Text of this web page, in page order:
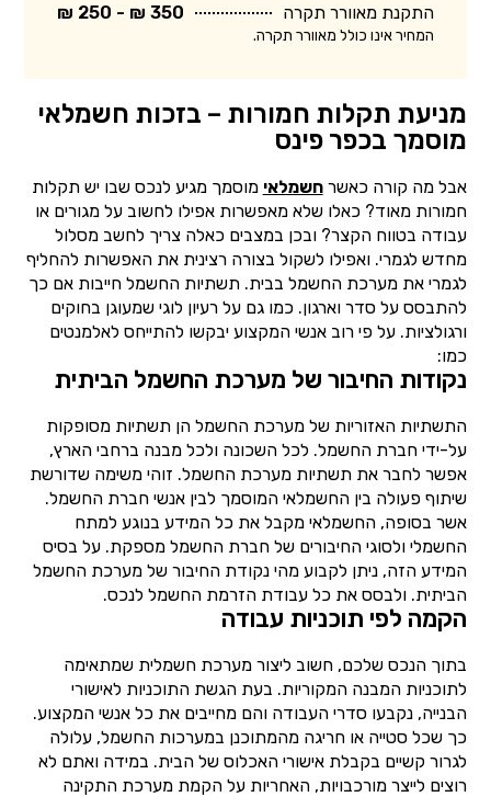
התקנת מאוורר תקרה 350 ₪ - 250 ₪
המחיר אינו כולל מאוורר תקרה.
מניעת תקלות חמורות – בזכות חשמלאי
מוסמך בכפר פינס
אבל מה קורה כאשרחשמלאי מוסמך מגיע לנכס שבו יש תקלות
חמורות מאוד? כאלו שלא מאפשרות אפילו לחשוב על מגורים או
עבודה בטווח הקצר? ובכן במצבים כאלה צריך לחשב מסלול
מחדש לגמרי. ואפילו לשקול בצורה רצינית את האפשרות להחליף
לגמרי את מערכת החשמל בבית. תשתיות החשמל חייבות אם כך
להתבסס על סדר וארגון. כמו גם על רעיון לוגי שמעוגן בחוקים
ורגולציות. על פי רוב אנשי המקצוע יבקשו להתייחס לאלמנטים
כמו:
נקודות החיבור של מערכת החשמל הביתית
התשתיות האזוריות של מערכת החשמל הן תשתיות מסופקות
על-ידי חברת החשמל. לכל השכונה ולכל מבנה ברחבי הארץ,
אפשר לחבר את תשתיות מערכת החשמל. זוהי משימה שדורשת
שיתוף פעולה בין החשמלאי המוסמך לבין אנשי חברת החשמל.
אשר בסופה, החשמלאי מקבל את כל המידע בנוגע למתח
החשמלי ולסוגי החיבורים של חברת החשמל מספקת. על בסיס
המידע הזה, ניתן לקבוע מהי נקודת החיבור של מערכת החשמל
הביתית. ולבסס את כל עבודת הזרמת החשמל לנכס.
הקמה לפי תוכניות עבודה
בתוך הנכס שלכם, חשוב ליצור מערכת חשמלית שמתאימה
לתוכניות המבנה המקוריות. בעת הגשת התוכניות לאישורי
הבנייה, נקבעו סדרי העבודה והם מחייבים את כל אנשי המקצוע.
כך שכל סטייה או חריגה מהמתוכנן במערכות החשמל, עלולה
לגרור קשיים בקבלת אישורי האכלוס של הבית. במידה ואתם לא
רוצים לייצר מורכבויות, האחריות על הקמת מערכת התקינה